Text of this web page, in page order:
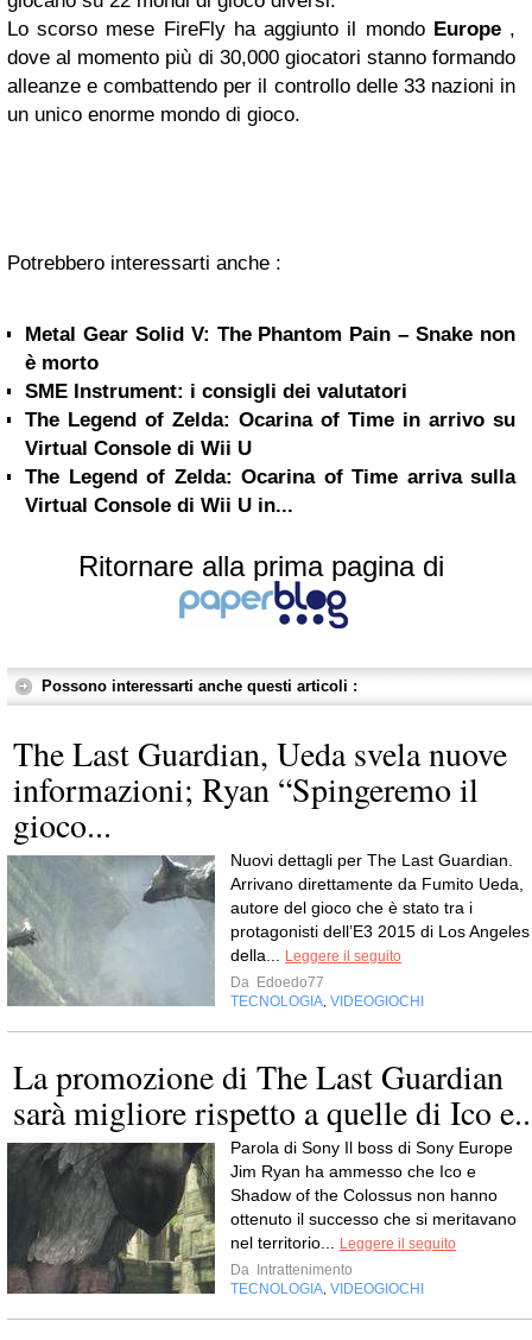
Lo scorso mese FireFly ha aggiunto il mondo Europe,
dove al momento più di 30,000 giocatori stanno formando
alleanze e combattendo per il controllo delle 33 nazioni in
un unico enorme mondo di gioco.
Potrebbero interessarti anche :
Metal Gear Solid V: The Phantom Pain – Snake non
è morto
SME Instrument: i consigli dei valutatori
The Legend of Zelda: Ocarina of Time in arrivo su
Virtual Console di Wii U
The Legend of Zelda: Ocarina of Time arriva sulla
Virtual Console di Wii U in...
Ritornare alla prima pagina di
Possono interessarti anche questi articoli :
The Last Guardian, Ueda svela nuove
informazioni; Ryan “Spingeremo il
gioco...
Nuovi dettagli per The Last Guardian.
Arrivano direttamente da Fumito Ueda,
autore del gioco che è stato tra i
protagonisti dell’E3 2015 di Los Angeles
della... Leggere il seguito
Da Edoedo77
TECNOLOGIA, VIDEOGIOCHI
La promozione di The Last Guardian
sarà migliore rispetto a quelle di Ico
Parola di Sony Il boss di Sony Europe
Jim Ryan ha ammesso che Ico e
Shadow of the Colossus non hanno
ottenuto il successo che si meritavano
nel territorio... Leggere il seguito
Da
Intrattenimento
TECNOLOGIA, VIDEOGIOCHI